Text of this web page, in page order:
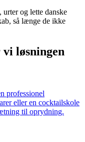
og lette danske
så længe de ikke
vi løsningen
professionel
eller en cocktailskole
til oprydning.